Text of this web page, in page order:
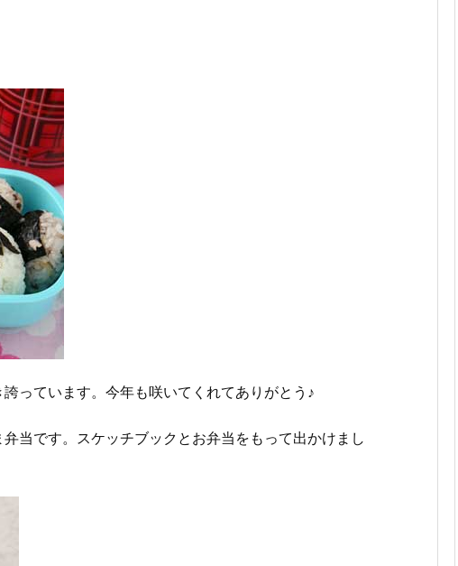
っています。今年も咲いてくれてありがとう♪
当です。スケッチブックとお弁当をもって出かけまし